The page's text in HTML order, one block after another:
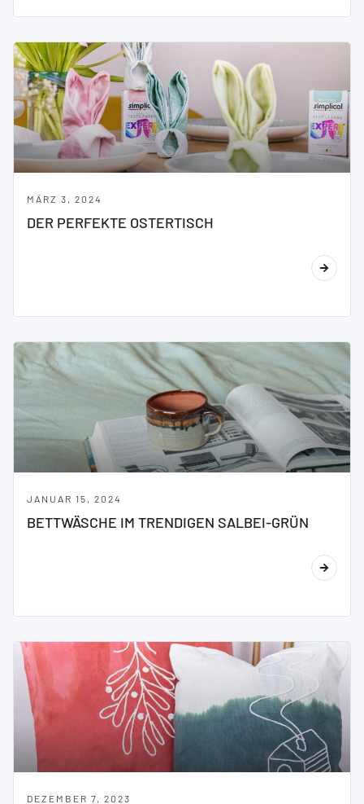
MÄRZ 3, 2024
DER PERFEKTE OSTERTISCH
JANUAR 15, 2024
BETTWÄSCHE IM TRENDIGEN SALBEI-GRÜN
DEZEMBER 7, 2023